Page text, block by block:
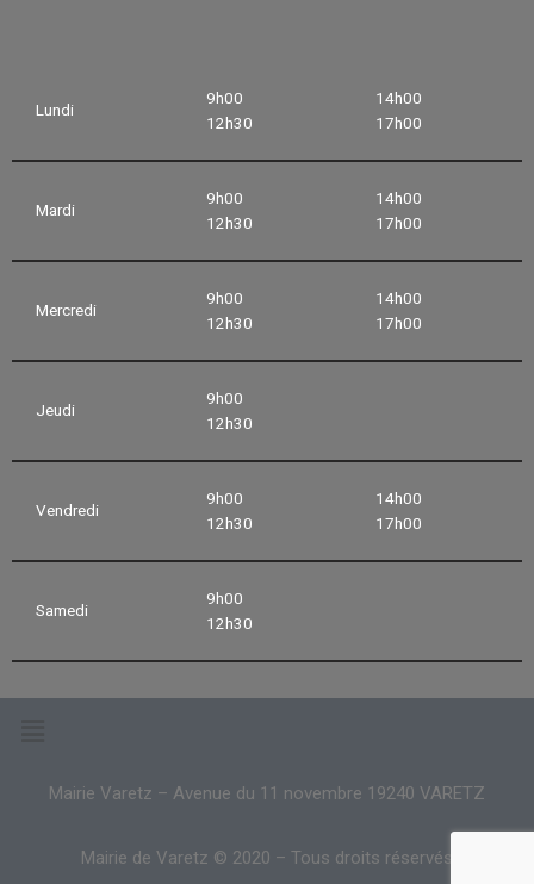
Lundi
9h00
12h30
14h00
17h00
Mardi
9h00
12h30
14h00
17h00
Mercredi
9h00
12h30
14h00
17h00
Jeudi
9h00
12h30
Vendredi
9h00
12h30
14h00
17h00
Samedi
9h00
12h30
Mairie Varetz – Avenue du 11 novembre 19240 VARETZ
Mairie de Varetz © 2020 – Tous droits réservés